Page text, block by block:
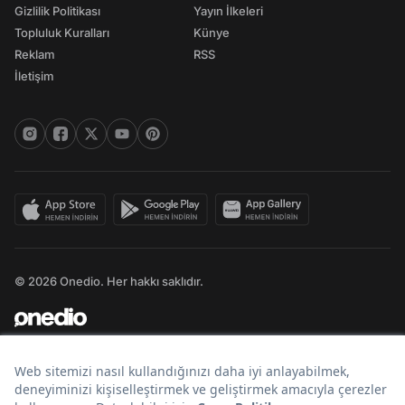
Gizlilik Politikası
Topluluk Kuralları
Reklam
İletişim
Yayın İlkeleri
Künye
RSS
© 2026 Onedio. Her hakkı saklıdır.
Bir markasıdır.